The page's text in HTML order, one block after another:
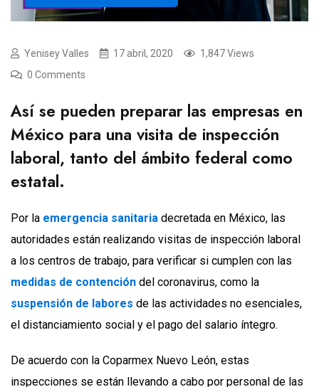
Yenisey Valles 17 abril, 2020
1,847 Views
0 Comments
Así se pueden preparar las empresas en
México para una visita de inspección
laboral, tanto del ámbito federal como
estatal.
Por la emergencia sanitaria decretada en México, las
autoridades están realizando visitas de inspección laboral
a los centros de trabajo, para verificar si cumplen con las
medidas de contención del coronavirus, como la
suspensión de labores de las actividades no esenciales,
el distanciamiento social y el pago del salario íntegro.
De acuerdo con la Coparmex Nuevo León, estas
inspecciones se están llevando a cabo por personal de las